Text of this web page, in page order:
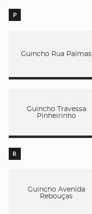
P
Guincho Rua Palmas
Guincho Travessa
Pinheirinho
R
Guincho Avenida
Rebouças